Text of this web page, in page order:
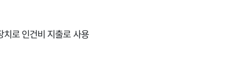
로 인건비 지출로 사용